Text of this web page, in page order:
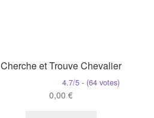
Cherche et Trouve Chevalier
4.7/5 - (64 votes)
0,00€